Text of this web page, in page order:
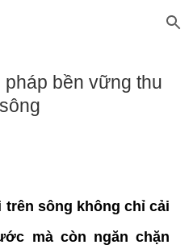
Skip to navigation
bền vững thu
trên sông không chỉ cải
mà còn ngăn chặn